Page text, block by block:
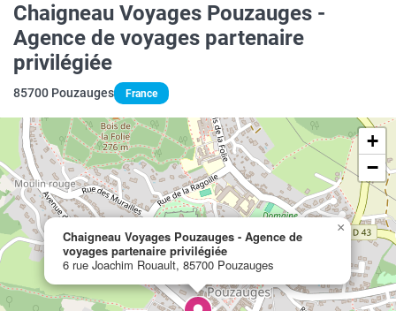
Chaigneau Voyages Pouzauges -
Agence de voyages partenaire
privilégiée
85700 Pouzauges France
Chaigneau Voyages Pouzauges - Agence de
voyages partenaire privilégiée
6 rue Joachim Rouault, 85700 Pouzauges
×
+
−